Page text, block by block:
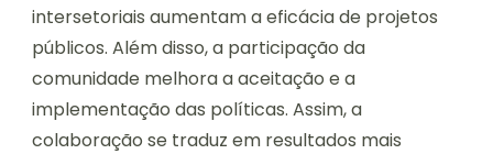
intersetoriais aumentam a eficácia de projetos
públicos. Além disso, a participação da
comunidade melhora a aceitação e a
implementação das políticas. Assim, a
colaboração se traduz em resultados mais